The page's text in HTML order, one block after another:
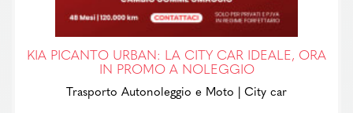
KIA PICANTO URBAN: LA CITY CAR IDEALE, ORA
IN PROMO A NOLEGGIO
Trasporto Autonoleggio e Moto | City car